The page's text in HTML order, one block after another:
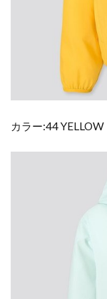
カラー:44 YELLOW